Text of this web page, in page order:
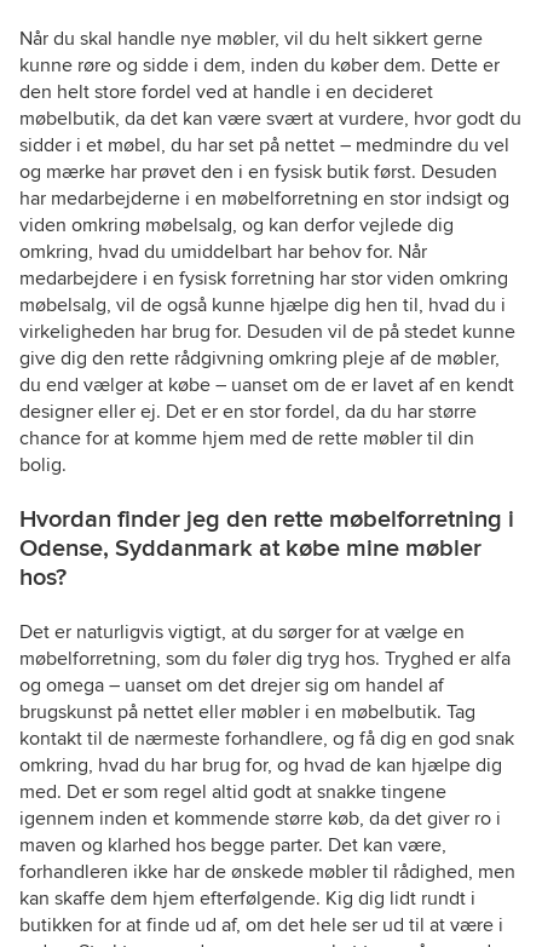
Når du skal handle nye møbler, vil du helt sikkert gerne
kunne røre og sidde i dem, inden du køber dem. Dette er
den helt store fordel ved at handle i en decideret
møbelbutik, da det kan være svært at vurdere, hvor godt du
sidder i et møbel, du har set på nettet – medmindre du vel
og mærke har prøvet den i en fysisk butik først. Desuden
har medarbejderne i en møbelforretning en stor indsigt og
viden omkring møbelsalg, og kan derfor vejlede dig
omkring, hvad du umiddelbart har behov for. Når
medarbejdere i en fysisk forretning har stor viden omkring
møbelsalg, vil de også kunne hjælpe dig hen til, hvad du i
virkeligheden har brug for. Desuden vil de på stedet kunne
give dig den rette rådgivning omkring pleje af de møbler,
du end vælger at købe – uanset om de er lavet af en kendt
designer eller ej. Det er en stor fordel, da du har større
chance for at komme hjem med de rette møbler til din
bolig.
Hvordan finder jeg den rette møbelforretning i
Odense, Syddanmark at købe mine møbler
hos?
Det er naturligvis vigtigt, at du sørger for at vælge en
møbelforretning, som du føler dig tryg hos. Tryghed er alfa
og omega – uanset om det drejer sig om handel af
brugskunst på nettet eller møbler i en møbelbutik. Tag
kontakt til de nærmeste forhandlere, og få dig en god snak
omkring, hvad du har brug for, og hvad de kan hjælpe dig
med. Det er som regel altid godt at snakke tingene
igennem inden et kommende større køb, da det giver ro i
maven og klarhed hos begge parter. Det kan være,
forhandleren ikke har de ønskede møbler til rådighed, men
kan skaffe dem hjem efterfølgende. Kig dig lidt rundt i
butikken for at finde ud af, om det hele ser ud til at være i